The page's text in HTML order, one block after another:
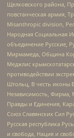
Щелковского района,
повстанческая армия,
Misanthropic division,
Народная Социальная
объединение Русские,
Мирмамеда, Община
Меджлис
противодействии
Штольц, В честь иконы
Независимость,
Правды и Единения,
Союз Славянских Сил
Русская республика
и свобода, Нация и